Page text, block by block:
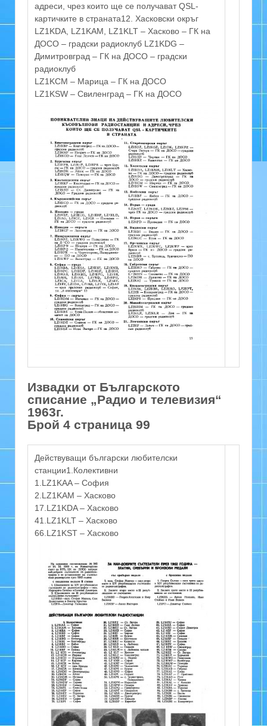
адреси, чрез които ще се получават QSL-
картичките в страната12. Хасковски окръг
LZ1KDA, LZ1KAM, LZ1KLT – Хасково – ГК на
ДОСО – градски радиоклуб LZ1KDG –
Димитровград – ГК на ДОСО – градски
радиоклуб
LZ1KCM – Марица – ГК на ДОСО
LZ1KSW – Свиленград – ГК на ДОСО
Извадки от Българското
списание „Радио и телевизия“
1963г.
Брой 4 страница 99
Действуващи български любителски
станции1.Колективни
1.LZ1KAA – София
2.LZ1KAМ – Хасково
17.LZ1KDA – Хасково
41.LZ1KLT – Хасково
66.LZ1KST – Хасково